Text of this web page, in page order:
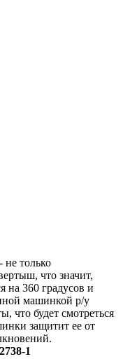
только
что значит,
на 360 градусов и
машинкой р/у
что будет смотреться
защитит ее от
1